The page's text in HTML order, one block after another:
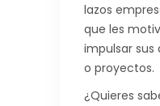
lazos
que les
impulsar sus
o proyectos.
¿Quieres